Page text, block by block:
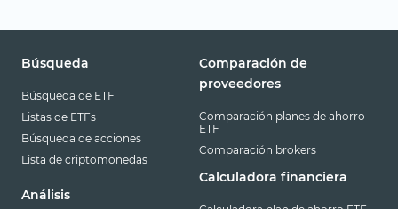
Búsqueda
Búsqueda de ETF
Listas de ETFs
Búsqueda de acciones
Lista de criptomonedas
Análisis
Comparación de
proveedores
Comparación planes de ahorro
ETF
Comparación brokers
Calculadora financiera